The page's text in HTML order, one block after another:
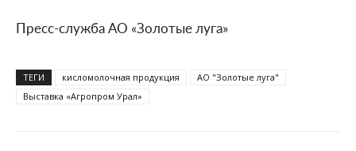
Пресс-служба АО «Золотые луга»
ТЕГИ кисломолочная продукция
АО "Золотые луга"
Выставка «Агропром Урал»